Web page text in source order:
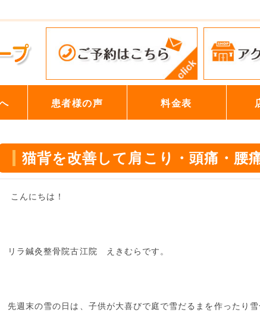
患者様の声 料金表
猫背を改善して肩こり・頭痛・腰
こんにちは！
リラ鍼灸整骨院古江院 えきむらです。
先週末の雪の日は、子供が大喜びで庭で雪だるまを作ったり雪